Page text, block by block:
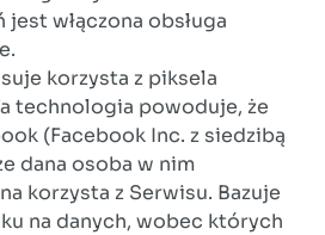
jest włączona obsługa
korzysta z piksela
technologia powoduje, że
(Facebook Inc. z siedzibą
dana osoba w nim
korzysta z Serwisu. Bazuje
na danych, wobec których